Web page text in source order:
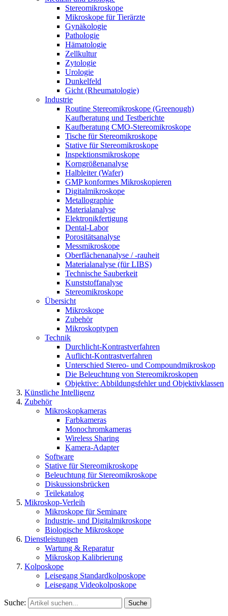
Stereomikroskope
Mikroskope für Tierärzte
Gynäkologie
Pathologie
Hämatologie
Zellkultur
Zytologie
Urologie
Dunkelfeld
Gicht (Rheumatologie)
Industrie
Routine Stereomikroskope (Greenough)
Kaufberatung und Testberichte
Kaufberatung CMO-Stereomikroskope
Tische für Stereomikroskope
Stative für Stereomikroskope
Inspektionsmikroskope
Korngrößenanalyse
Halbleiter (Wafer)
GMP konformes Mikroskopieren
Digitalmikroskope
Metallographie
Materialanalyse
Elektronikfertigung
Dental-Labor
Porositätsanalyse
Messmikroskope
Oberflächenanalyse / -rauheit
Materialanalyse (für LIBS)
Technische Sauberkeit
Kunststoffanalyse
Stereomikroskope
Übersicht
Mikroskope
Zubehör
Mikroskoptypen
Technik
Durchlicht-Kontrastverfahren
Auflicht-Kontrastverfahren
Unterschied Stereo- und Compoundmikroskop
Die Beleuchtung von Stereomikroskopen
Objektive: Abbildungsfehler und Objektivklassen
Künstliche Intelligenz
Zubehör
Mikroskopkameras
Farbkameras
Monochromkameras
Wireless Sharing
Kamera-Adapter
Software
Stative für Stereomikroskope
Beleuchtung für Stereomikroskope
Diskussionsbrücken
Teilekatalog
Mikroskop-Verleih
Mikroskope für Seminare
Industrie- und Digitalmikroskope
Biologische Mikroskope
Dienstleistungen
Wartung & Reparatur
Mikroskop Kalibrierung
Kolposkope
Leisegang Standardkolposkope
Leisegang Videokolposkope
Suche: Suche